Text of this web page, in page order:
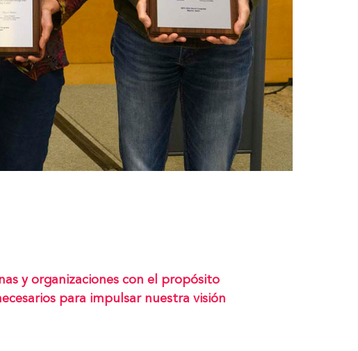
y organizaciones con el propósito
para impulsar nuestra visión